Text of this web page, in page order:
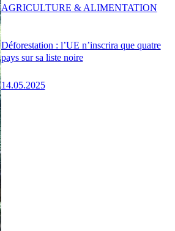
Déforestation : l’UE n’inscrira que quatre
pays sur sa liste noire
14.05.2025
AGRICULTURE & ALIMENTATION